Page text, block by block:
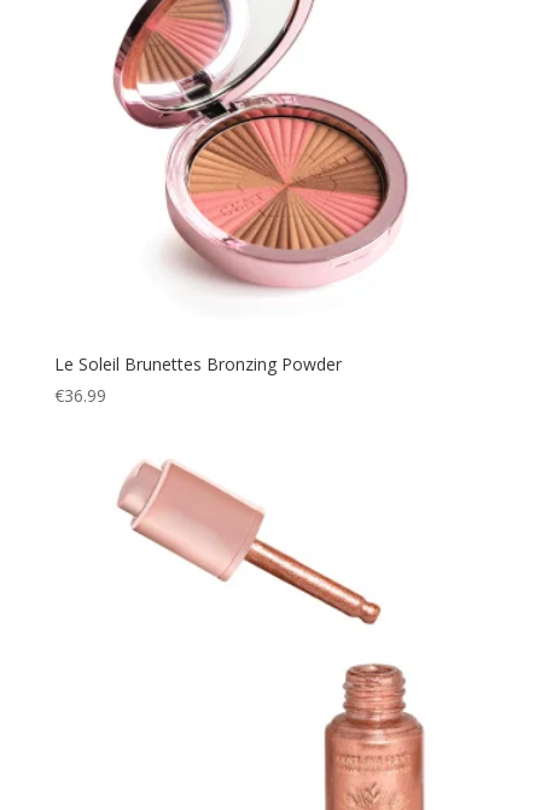
Le Soleil Brunettes Bronzing Powder
€36.99